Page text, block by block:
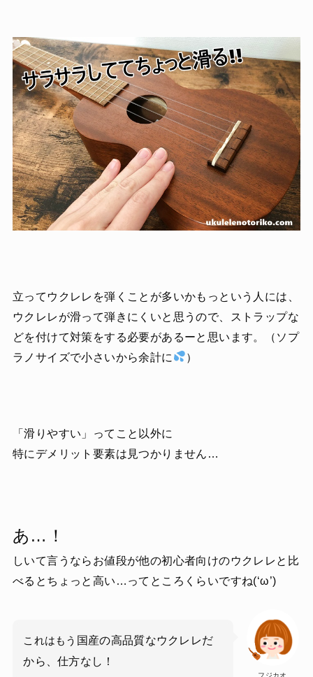
立ってウクレレを弾くことが多いかもっという人には、
ウクレレが滑って弾きにくいと思うので、ストラップな
どを付けて対策をする必要があるーと思います。（ソプ
ラノサイズで小さいから余計に
）
「滑りやすい」ってこと以外に
特にデメリット要素は見つかりません…
あ…！
しいて言うならお値段が他の初心者向けのウクレレと比
べるとちょっと高い…ってところくらいですね(‘ω’)
これはもう 国産の高品質なウクレレだ
から、仕方なし！